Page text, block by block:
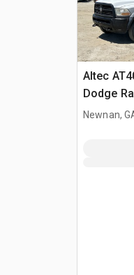
Altec
Dodge
Camion
Newnan,